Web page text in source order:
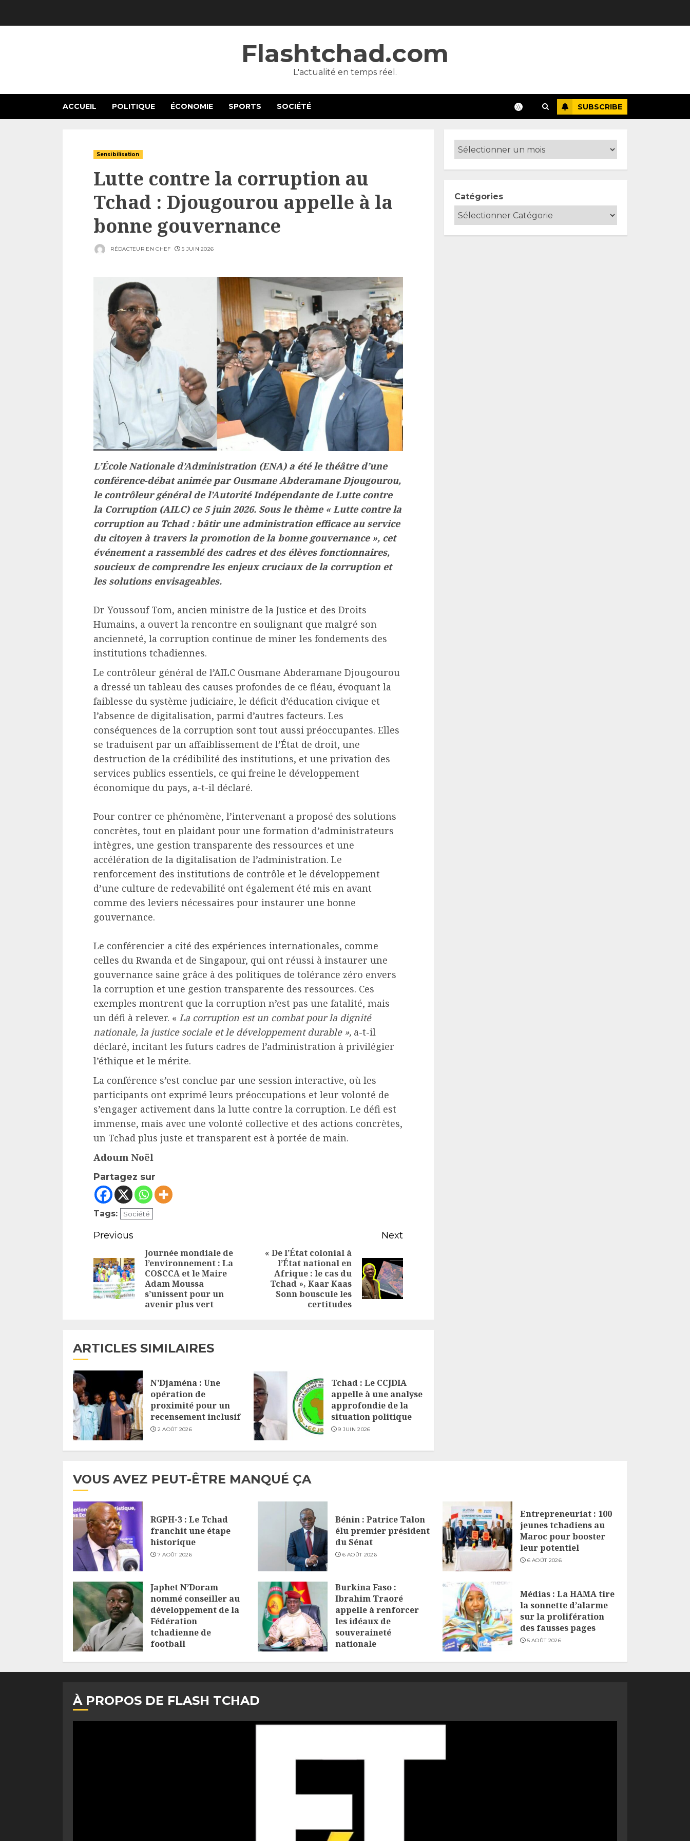
Flashtchad.com
L'actualité en temps réel.
ACCUEIL POLITIQUE ÉCONOMIE SPORTS SOCIÉTÉ SUBSCRIBE
Sensibilisation
Lutte contre la corruption au
Tchad : Djougourou appelle à la
bonne gouvernance
RÉDACTEUR EN CHEF 5 JUIN 2026
L’École Nationale d’Administration (ENA) a été le théâtre d’une
conférence-débat animée par Ousmane Abderamane Djougourou,
le contrôleur général de l’Autorité Indépendante de Lutte contre
la Corruption (AILC) ce 5 juin 2026. Sous le thème « Lutte contre la
corruption au Tchad : bâtir une administration efficace au service
du citoyen à travers la promotion de la bonne gouvernance », cet
événement a rassemblé des cadres et des élèves fonctionnaires,
soucieux de comprendre les enjeux cruciaux de la corruption et
les solutions envisageables.
Dr Youssouf Tom, ancien ministre de la Justice et des Droits
Humains, a ouvert la rencontre en soulignant que malgré son
ancienneté, la corruption continue de miner les fondements des
institutions tchadiennes.
Le contrôleur général de l’AILC Ousmane Abderamane Djougourou
a dressé un tableau des causes profondes de ce fléau, évoquant la
faiblesse du système judiciaire, le déficit d’éducation civique et
l’absence de digitalisation, parmi d’autres facteurs. Les
conséquences de la corruption sont tout aussi préoccupantes. Elles
se traduisent par un affaiblissement de l’État de droit, une
destruction de la crédibilité des institutions, et une privation des
services publics essentiels, ce qui freine le développement
économique du pays, a-t-il déclaré.
Pour contrer ce phénomène, l’intervenant a proposé des solutions
concrètes, tout en plaidant pour une formation d’administrateurs
intègres, une gestion transparente des ressources et une
accélération de la digitalisation de l’administration. Le
renforcement des institutions de contrôle et le développement
d’une culture de redevabilité ont également été mis en avant
comme des leviers nécessaires pour instaurer une bonne
gouvernance.
Le conférencier a cité des expériences internationales, comme
celles du Rwanda et de Singapour, qui ont réussi à instaurer une
gouvernance saine grâce à des politiques de tolérance zéro envers
la corruption et une gestion transparente des ressources. Ces
exemples montrent que la corruption n’est pas une fatalité, mais
un défi à relever. « La corruption est un combat pour la dignité
nationale, la justice sociale et le développement durable », a-t-il
déclaré, incitant les futurs cadres de l’administration à privilégier
l’éthique et le mérite.
La conférence s’est conclue par une session interactive, où les
participants ont exprimé leurs préoccupations et leur volonté de
s’engager activement dans la lutte contre la corruption. Le défi est
immense, mais avec une volonté collective et des actions concrètes,
un Tchad plus juste et transparent est à portée de main.
Adoum Noël
Partagez sur
Tags: Société
Continue
Reading
Previous
Previous
post:
Journée mondiale de
l’environnement : La
COSCCA et le Maire
Adam Moussa
s’unissent pour un
avenir plus vert
Next
post:
« De l’État colonial à
l’État national en
Afrique : le cas du
Tchad », Kaar Kaas
Sonn bouscule les
certitudes
ARTICLES SIMILAIRES
N’Djaména : Une
opération de
proximité pour un
recensement inclusif
2 AOÛT 2026
Tchad : Le CCJDIA
appelle à une analyse
approfondie de la
situation politique
9 JUIN 2026
Catégories
VOUS AVEZ PEUT-ÊTRE MANQUÉ ÇA
RGPH-3 : Le Tchad
franchit une étape
historique
7 AOÛT 2026
Bénin : Patrice Talon
élu premier président
du Sénat
6 AOÛT 2026
Entrepreneuriat : 100
jeunes tchadiens au
Maroc pour booster
leur potentiel
6 AOÛT 2026
Japhet N’Doram
nommé conseiller au
développement de la
Fédération
tchadienne de
football
Burkina Faso :
Ibrahim Traoré
appelle à renforcer
les idéaux de
souveraineté
nationale
Médias : La HAMA tire
la sonnette d’alarme
sur la prolifération
des fausses pages
5 AOÛT 2026
À PROPOS DE FLASH TCHAD